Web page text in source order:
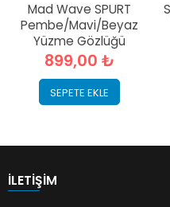
Mad Wave SPURT
Pembe/Mavi/Beyaz
Yüzme Gözlüğü
899,00 ₺
SEPETE EKLE
İLETIŞIM